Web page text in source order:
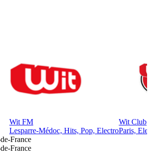
Wit FM
Lesparre-Médoc, Hits, Pop, Electro
Wit Club
Paris,
France
France